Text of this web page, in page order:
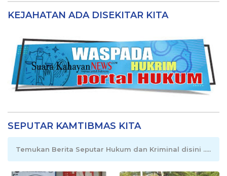
KEJAHATAN ADA DISEKITAR KITA
SEPUTAR KAMTIBMAS KITA
Temukan Berita Seputar Hukum dan Kriminal disini .....